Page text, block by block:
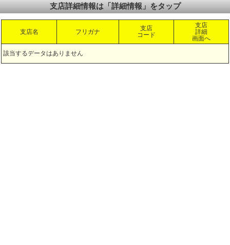
支店詳細情報は「詳細情報」をタップ
支店名 フリガナ
支店
コード
支店
詳細
画面へ
該当するデータはありません